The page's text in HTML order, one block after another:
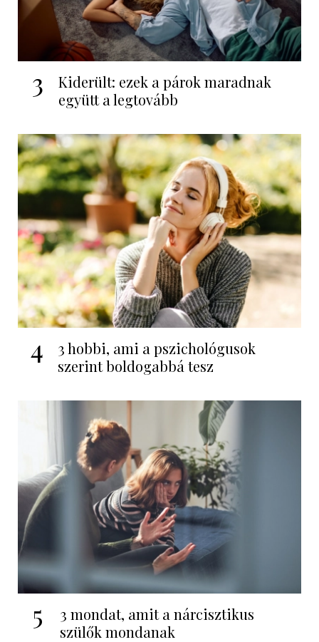
3
Kiderült: ezek a párok maradnak
együtt a legtovább
4
3 hobbi, ami a pszichológusok
szerint boldogabbá tesz
5
3 mondat, amit a nárcisztikus
szülők mondanak